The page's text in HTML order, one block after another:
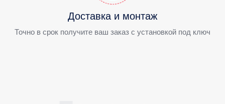
Доставка и монтаж
Точно в срок получите ваш заказ с установкой под ключ